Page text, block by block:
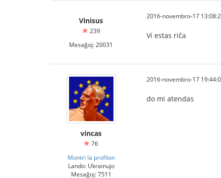
Vinisus
239
Mesaĝoj: 20031
2016-novembro-17
Vi estas riĉa
vincas
76
Montri la profilon
Lando: Ukrainujo
Mesaĝoj: 7511
2016-novembro-17
do mi atendas